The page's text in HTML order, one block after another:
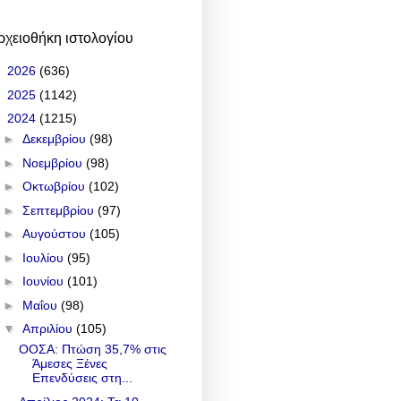
ιστολογίου
2026 (636)
2025 (1142)
2024 (1215)
► Δεκεμβρίου (98)
► Νοεμβρίου (98)
► Οκτωβρίου (102)
► Σεπτεμβρίου (97)
► Αυγούστου (105)
► Ιουλίου (95)
► Ιουνίου (101)
► Μαΐου (98)
▼ Απριλίου (105)
ΟΟΣΑ: Πτώση 35,7% στις
Άμεσες Ξένες
Επενδύσεις στη...